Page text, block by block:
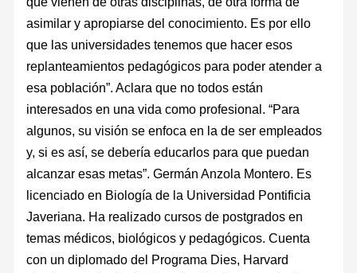
asimilar y apropiarse del conocimiento. Es por ello
que las universidades tenemos que hacer esos
replanteamientos pedagógicos para poder atender a
esa población”. Aclara que no todos están
interesados en una vida como profesional. “Para
algunos, su visión se enfoca en la de ser empleados
y, si es así, se debería educarlos para que puedan
alcanzar esas metas”. Germán Anzola Montero. Es
licenciado en Biología de la Universidad Pontificia
Javeriana. Ha realizado cursos de postgrados en
temas médicos, biológicos y pedagógicos. Cuenta
con un diplomado del Programa Dies, Harvard